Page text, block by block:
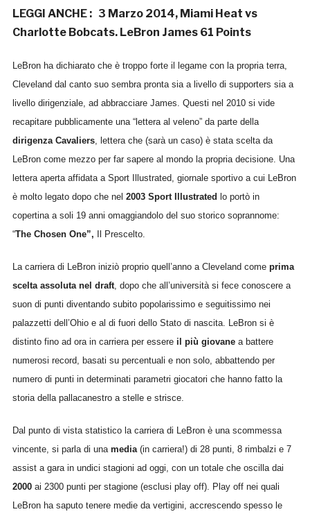
LEGGI ANCHE : 3 Marzo 2014, Miami Heat vs
Charlotte Bobcats. LeBron James 61 Points
LeBron ha dichiarato che è troppo forte il legame con la propria terra,
Cleveland dal canto suo sembra pronta sia a livello di supporters sia a
livello dirigenziale, ad abbracciare James. Questi nel 2010 si vide
recapitare pubblicamente una “lettera al veleno” da parte della
dirigenza Cavaliers, lettera che (sarà un caso) è stata scelta da
LeBron come mezzo per far sapere al mondo la propria decisione. Una
lettera aperta affidata a Sport Illustrated, giornale sportivo a cui LeBron
è molto legato dopo che nel 2003 Sport Illustrated lo portò in
copertina a soli 19 anni omaggiandolo del suo storico soprannome:
“The Chosen One”, Il Prescelto.
La carriera di LeBron iniziò proprio quell’anno a Cleveland come prima
scelta assoluta nel draft, dopo che all’università si fece conoscere a
suon di punti diventando subito popolarissimo e seguitissimo nei
palazzetti dell’Ohio e al di fuori dello Stato di nascita. LeBron si è
distinto fino ad ora in carriera per essere il più giovanea battere
numerosi record, basati su percentuali e non solo, abbattendo per
numero di punti in determinati parametri giocatori che hanno fatto la
storia della pallacanestro a stelle e strisce.
Dal punto di vista statistico la carriera di LeBron è una scommessa
vincente, si parla di una media(in carriera!) di 28 punti, 8 rimbalzi e 7
assist a gara in undici stagioni ad oggi, con un totale che oscilla dai
2000ai 2300 punti per stagione (esclusi play off). Play off nei quali
LeBron ha saputo tenere medie da vertigini, accrescendo spesso le